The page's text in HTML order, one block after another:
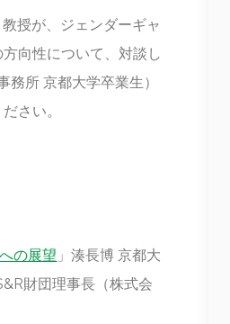
授が、ジェンダーギャ
向性について、対談し
所 京都大学卒業生）
さい。
の展望 」湊長博 京都大
財団理事長（株式会